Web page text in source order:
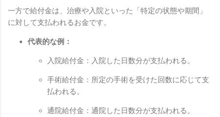
一方で給付金は、治療や入院といった「特定の状態や期間」
に対して支払われるお金です。
代表的な例：
入院給付金：入院した日数分が支払われる。
手術給付金：所定の手術を受けた回数に応じて支
払われる。
通院給付金：通院した日数分が支払われる。